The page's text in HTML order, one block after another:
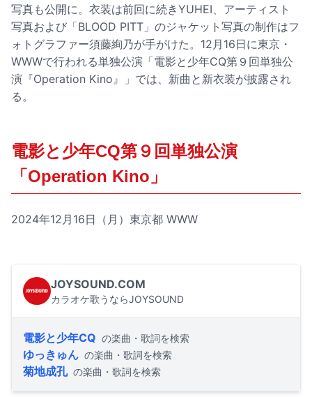
写真も公開に。衣装は前回に続きYUHEI、アーティスト
写真および「BLOOD PITT」のジャケット写真の制作はフ
ォトグラファー須藤絢乃が手がけた。12月16日に東京・
WWWで行われる単独公演「電影と少年CQ第９回単独公
演『Operation Kino』」では、新曲と新衣装が披露され
る。
電影と少年CQ第９回単独公演
「Operation Kino」
2024年12月16日（月）東京都 WWW
JOYSOUND.COM
カラオケ歌うならJOYSOUND
電影と少年CQ の楽曲・歌詞を検索
ゆっきゅん の楽曲・歌詞を検索
菊地成孔 の楽曲・歌詞を検索